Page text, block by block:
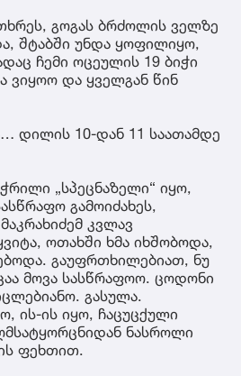
გოგას ბრძოლის ველზე
შტაბში უნდა ყოფილიყო,
ჩემი ოცეულის 19 ბიჭი
ვიყოო და ყველგან წინ
დილის 10-დან 11 საათამდე
„სპეცნაზელი“ იყო,
გამოიძახეს,
კვლავ
ოთახში ხმა იხშობოდა,
გაუფრთხილებიათ, ნუ
მოვა სასწრაფოო. ცოდონი
გასულა.
ის-ის იყო, ჩაცუცქული
ნასროლი
ფეხთით.